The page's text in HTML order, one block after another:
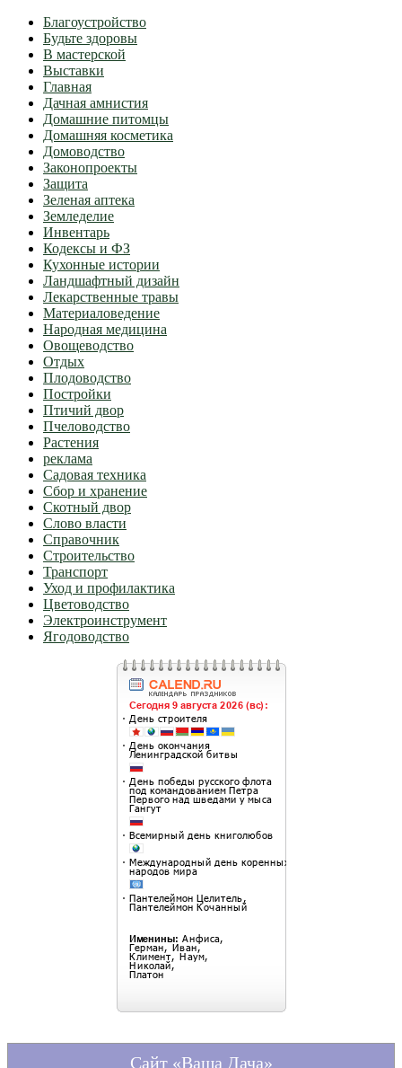
Благоустройство
Будьте здоровы
В мастерской
Выставки
Главная
Дачная амнистия
Домашние питомцы
Домашняя косметика
Домоводство
Законопроекты
Защита
Зеленая аптека
Земледелие
Инвентарь
Кодексы и ФЗ
Кухонные истории
Ландшафтный дизайн
Лекарственные травы
Материаловедение
Народная медицина
Овощеводство
Отдых
Плодоводство
Постройки
Птичий двор
Пчеловодство
Растения
реклама
Садовая техника
Сбор и хранение
Скотный двор
Слово власти
Справочник
Строительство
Транспорт
Уход и профилактика
Цветоводство
Электроинструмент
Ягодоводство
Сайт «Ваша Дача»